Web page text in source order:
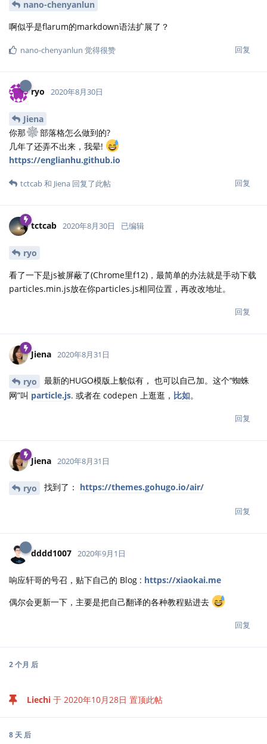
nano-chenyanlun
啊似乎是flarum的markdown语法扩展了？
回复
nano-chenyanlun 觉得很赞
ryo 2020年8月30日
Jiena
你那
部落格怎么做到的?
几年了还弄不出来，我晕!
https://englianhu.github.io
回复
tctcab和 Jiena 回复了此帖
tctcab 2020年8月30日 已编辑
ryo
看了一下是js被屏蔽了(Chrome里f12)，最简单的办法就是手动下载
particles.min.js放在你particles.js相同位置，再改改地址。
回复
Jiena 2020年8月31日
ryo
最新的HUGO模版上貌似有， 也可以自己加。这个“蜘蛛
网”叫 particle.js. 或者在 codepen 上逛逛， 比如。
回复
Jiena 2020年8月31日
ryo 找到了： https://themes.gohugo.io/air/
回复
dddd1007 2020年9月1日
响应轩哥的号召，贴下自己的 Blog : https://xiaokai.me
偶尔会更新一下，主要是把自己翻译的各种教程贴进去
回复
2 个月 后
Liechi 于 2020年10月28日 置顶此帖
8 天 后